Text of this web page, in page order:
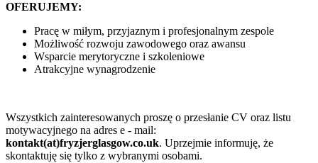
OFERUJEMY:
Pracę w miłym, przyjaznym i profesjonalnym zespole
Możliwość rozwoju zawodowego oraz awansu
Wsparcie merytoryczne i szkoleniowe
Atrakcyjne wynagrodzenie
Wszystkich zainteresowanych proszę o przesłanie CV oraz listu
motywacyjnego na adres e - mail:
kontakt(at)fryzjerglasgow.co.uk. Uprzejmie informuję, że
skontaktuję się tylko z wybranymi osobami.